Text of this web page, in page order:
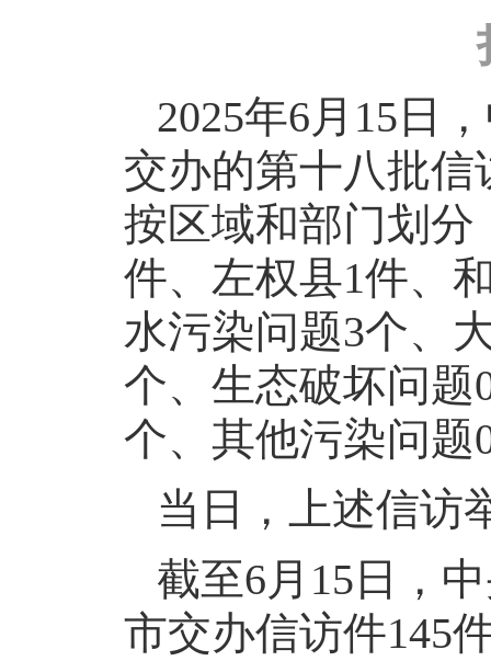
2025年6月15日
交办的第十八批
按区域和部门划分
件、左权县1件、
水污染问题3个、
个、生态破坏问题
个、其他污染问题
当日，上述信访
截至6月15日，
市交办信访件145